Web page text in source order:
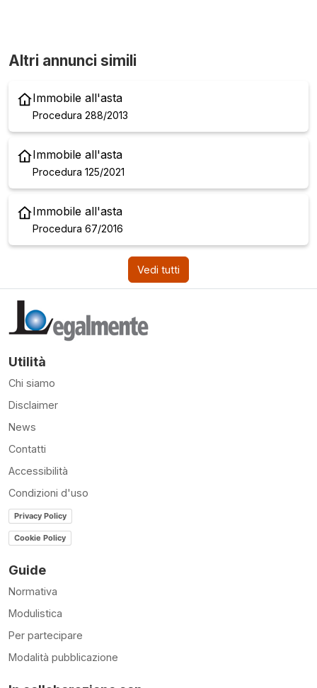
Altri annunci simili
Immobile all'asta
Procedura 288/2013
Immobile all'asta
Procedura 125/2021
Immobile all'asta
Procedura 67/2016
Vedi tutti
Utilità
Chi siamo
Disclaimer
News
Contatti
Accessibilità
Condizioni d'uso
Privacy Policy
Cookie Policy
Guide
Normativa
Modulistica
Per partecipare
Modalità pubblicazione